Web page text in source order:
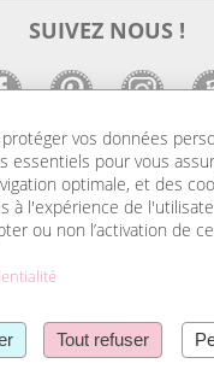
SUIVEZ NOUS !
DE LA DECO
de la
de déco pas cher ainsi
de porte nom. Tout
de livres d’or, et
mariage et nos
Lire la suite
protéger vos données
essentiels pour vous
optimale, et des
à l'expérience de
ou non l’activation de
Tout refuser